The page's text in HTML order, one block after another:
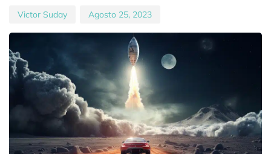
Victor Suday Agosto 25, 2023